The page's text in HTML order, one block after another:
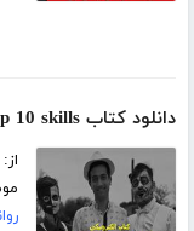
دانلود کتاب top 10 skills
از: